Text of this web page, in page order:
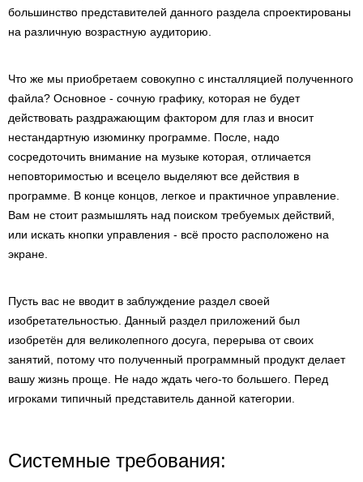
большинство представителей данного раздела спроектированы
на различную возрастную аудиторию.
Что же мы приобретаем совокупно с инсталляцией полученного
файла? Основное - сочную графику, которая не будет
действовать раздражающим фактором для глаз и вносит
нестандартную изюминку программе. После, надо
сосредоточить внимание на музыке которая, отличается
неповторимостью и всецело выделяют все действия в
программе. В конце концов, легкое и практичное управление.
Вам не стоит размышлять над поиском требуемых действий,
или искать кнопки управления - всё просто расположено на
экране.
Пусть вас не вводит в заблуждение раздел своей
изобретательностью. Данный раздел приложений был
изобретён для великолепного досуга, перерыва от своих
занятий, потому что полученный программный продукт делает
вашу жизнь проще. Не надо ждать чего-то большего. Перед
игроками типичный представитель данной категории.
Системные требования: